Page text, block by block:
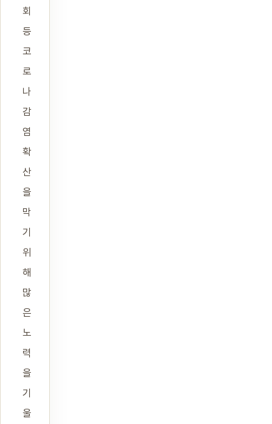
회
등
코
로
나
감
염
확
산
을
막
기
위
해
많
은
노
력
을
기
울